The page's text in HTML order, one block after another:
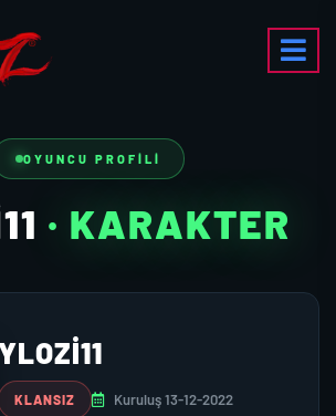
OYUNCU PROFILI
· KARAKTER
KLANSIZ Kuruluş 13-12-2022